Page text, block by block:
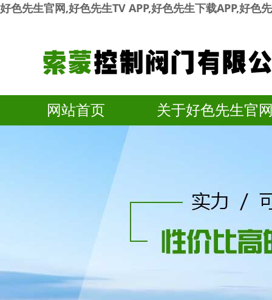
好色先生官网,好色先生TV APP,好色先生下载APP,好色
网站首页 关于好色先生官